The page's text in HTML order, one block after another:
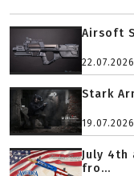
Airsoft
22.07.2026
Stark
19.07.2026
July 4th
fro...